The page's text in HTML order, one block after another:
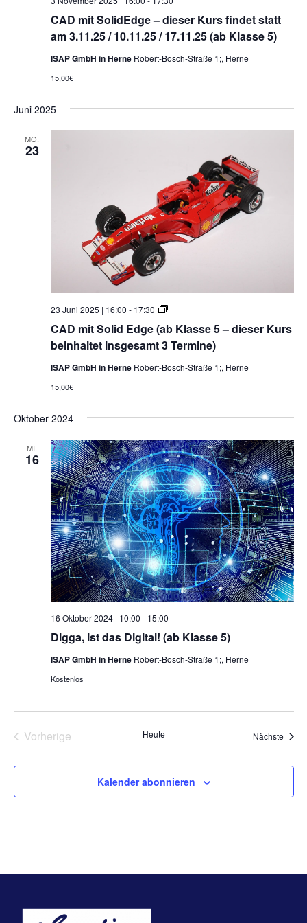
CAD mit SolidEdge – dieser Kurs findet statt
am 3.11.25 / 10.11.25 / 17.11.25 (ab Klasse 5)
ISAP GmbH in Herne Robert-Bosch-Straße 1;, Herne
15,00€
Juni 2025
MO.
23
CAD mit Solid Edge (ab Klasse 5 – dieser Kurs
beinhaltet insgesamt 3 Termine)
23 Juni 2025 | 16:00 - 17:30
CAD
Solid
Edge
(ISAP)
ISAP GmbH in Herne Robert-Bosch-Straße 1;, Herne
15,00€
Oktober 2024
MI.
16
Digga, ist das Digital! (ab Klasse 5)
16 Oktober 2024 | 10:00 - 15:00
ISAP GmbH in Herne Robert-Bosch-Straße 1;, Herne
Kostenlos
Vorherige
Heute Nächste
Kalender abonnieren